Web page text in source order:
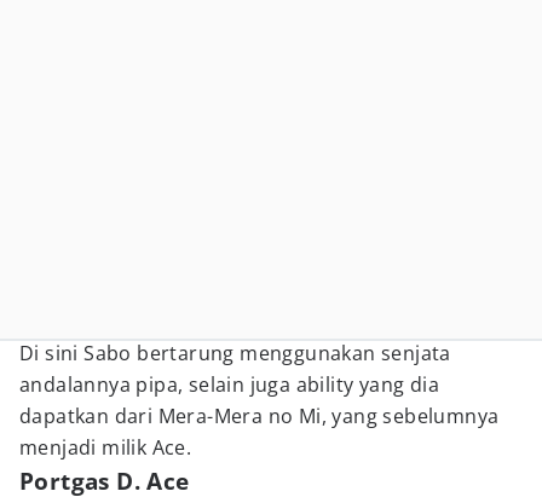
Di sini Sabo bertarung menggunakan senjata
andalannya pipa, selain juga ability yang dia
dapatkan dari Mera-Mera no Mi, yang sebelumnya
menjadi milik Ace.
Portgas D. Ace